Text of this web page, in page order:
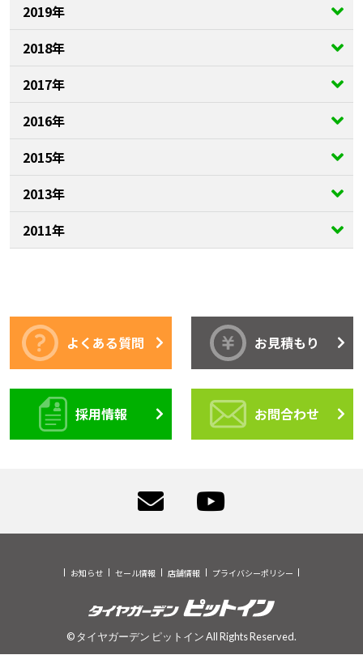
2019年
2018年
2017年
2016年
2015年
2013年
2011年
よくある質問 お見積もり
採用情報 お問合わせ
お知らせ セール情報 店舗情報 プライバシーポリシー
© タイヤガーデン ピットイン All Rights Reserved.